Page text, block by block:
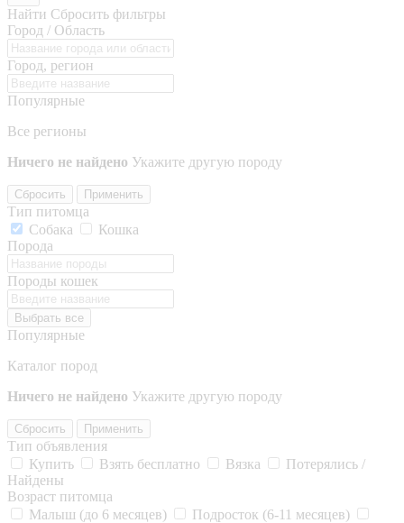
Найти Сбросить фильтры
Город / Область
Город, регион
Популярные
Все регионы
Ничего не найдено Укажите другую породу
Сбросить Применить
Тип питомца
Собака
Кошка
Порода
Породы кошек
Выбрать все
Популярные
Каталог пород
Ничего не найдено Укажите другую породу
Сбросить Применить
Тип объявления
Купить
Взять бесплатно Вязка
Потерялись /
Найдены
Возраст питомца
Малыш (до 6 месяцев)
Подросток (6-11 месяцев)